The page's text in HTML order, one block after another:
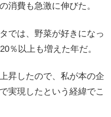
消費も急激に伸びた。
では、野菜が好きになっ
％以上も増えた年だ。
昇したので、私が本の企
実現したという経緯でこ